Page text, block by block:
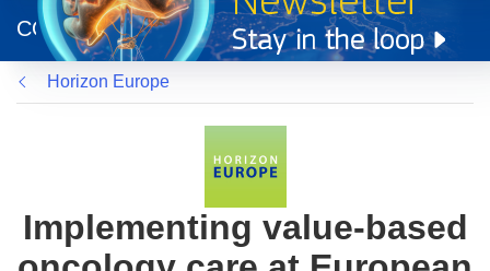
dans
une
nouvelle
fenêtre)
CORDIS
Horizon Europe
Implementing value-based